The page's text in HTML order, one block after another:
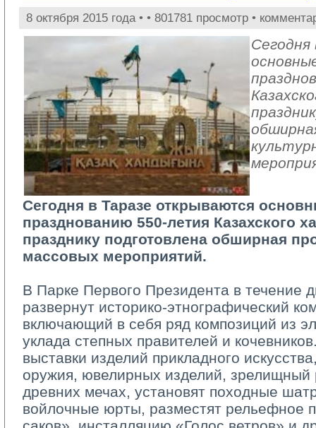
8 октября 2015 года • • 801781 просмотр •
Сегодня в Таразе открываются
празднованию 550-летия Казахского
празднику подготовлена обширная
массовых мероприятий.
В Парке Первого Президента в течение
развернут историко-этнографический
включающий в себя ряд композиций из
уклада степных правителей и
выставки изделий прикладного
оружия, ювелирных изделий,
древних мечах, установят походные
войлочные юрты, разместят рельефное